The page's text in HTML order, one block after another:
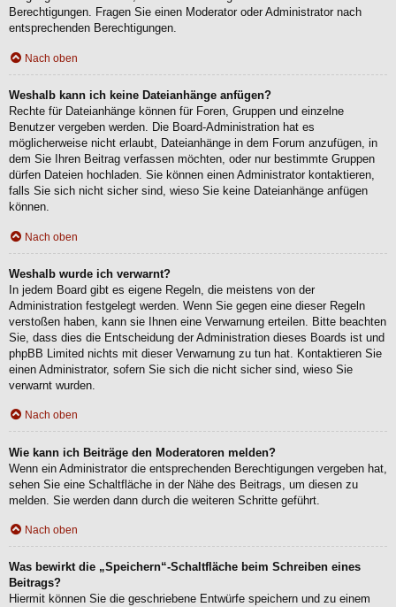
Berechtigungen. Fragen Sie einen Moderator oder Administrator nach
entsprechenden Berechtigungen.
Nach oben
Weshalb kann ich keine Dateianhänge anfügen?
Rechte für Dateianhänge können für Foren, Gruppen und einzelne
Benutzer vergeben werden. Die Board-Administration hat es
möglicherweise nicht erlaubt, Dateianhänge in dem Forum anzufügen, in
dem Sie Ihren Beitrag verfassen möchten, oder nur bestimmte Gruppen
dürfen Dateien hochladen. Sie können einen Administrator kontaktieren,
falls Sie sich nicht sicher sind, wieso Sie keine Dateianhänge anfügen
können.
Nach oben
Weshalb wurde ich verwarnt?
In jedem Board gibt es eigene Regeln, die meistens von der
Administration festgelegt werden. Wenn Sie gegen eine dieser Regeln
verstoßen haben, kann sie Ihnen eine Verwarnung erteilen. Bitte beachten
Sie, dass dies die Entscheidung der Administration dieses Boards ist und
phpBB Limited nichts mit dieser Verwarnung zu tun hat. Kontaktieren Sie
einen Administrator, sofern Sie sich die nicht sicher sind, wieso Sie
verwarnt wurden.
Nach oben
Wie kann ich Beiträge den Moderatoren melden?
Wenn ein Administrator die entsprechenden Berechtigungen vergeben hat,
sehen Sie eine Schaltfläche in der Nähe des Beitrags, um diesen zu
melden. Sie werden dann durch die weiteren Schritte geführt.
Nach oben
Was bewirkt die „Speichern“-Schaltfläche beim Schreiben eines
Beitrags?
Hiermit können Sie die geschriebene Entwürfe speichern und zu einem